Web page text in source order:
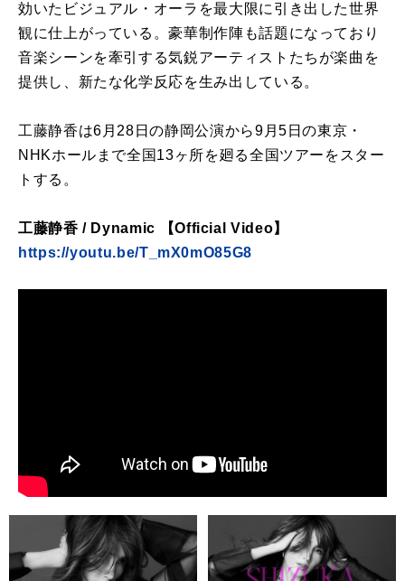
効いたビジュアル・オーラを最大限に引き出した世界
観に仕上がっている。豪華制作陣も話題になっており
音楽シーンを牽引する気鋭アーティストたちが楽曲を
提供し、新たな化学反応を生み出している。
工藤静香は6月28日の静岡公演から9月5日の東京・
NHKホールまで全国13ヶ所を廻る全国ツアーをスター
トする。
工藤静香 / Dynamic 【Official Video】
https://youtu.be/T_mX0mO85G8